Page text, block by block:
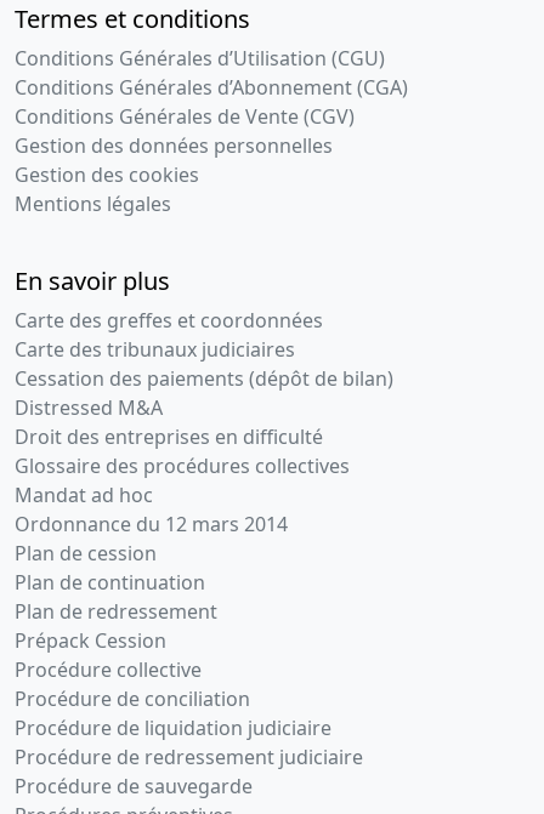
Termes et conditions
Conditions Générales d’Utilisation (CGU)
Conditions Générales d’Abonnement (CGA)
Conditions Générales de Vente (CGV)
Gestion des données personnelles
Gestion des cookies
Mentions légales
En savoir plus
Carte des greffes et coordonnées
Carte des tribunaux judiciaires
Cessation des paiements (dépôt de bilan)
Distressed M&A
Droit des entreprises en difficulté
Glossaire des procédures collectives
Mandat ad hoc
Ordonnance du 12 mars 2014
Plan de cession
Plan de continuation
Plan de redressement
Prépack Cession
Procédure collective
Procédure de conciliation
Procédure de liquidation judiciaire
Procédure de redressement judiciaire
Procédure de sauvegarde